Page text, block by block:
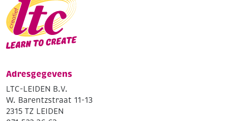
Adresgegevens
LTC-LEIDEN B.V.
W. Barentzstraat 11-13
2315 TZ LEIDEN